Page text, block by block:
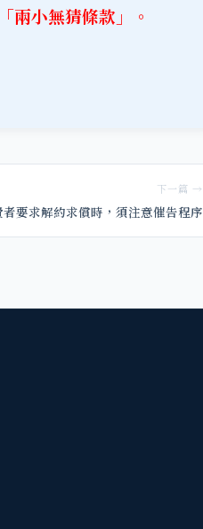
兩小無猜條款」。
下一篇 →
者要求解約求償時，須注意催告程序